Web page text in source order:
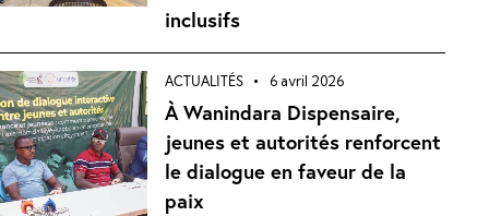
inclusifs
ACTUALITÉS 6 avril 2026
À Wanindara Dispensaire,
jeunes et autorités renforcent
le dialogue en faveur de la
paix